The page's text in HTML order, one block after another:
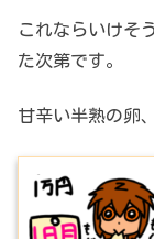
これならいけそ
た次第です。
甘辛い半熟の卵